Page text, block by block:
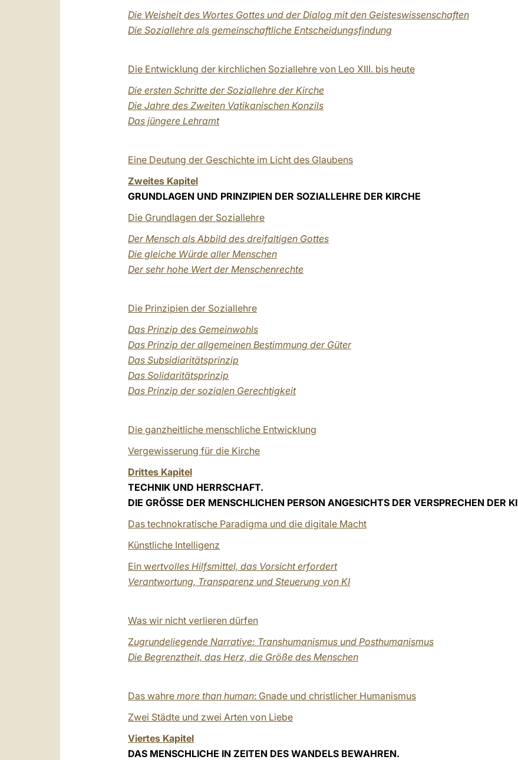
Die Weisheit des Wortes Gottes und der Dialog mit den Geisteswissenschaften
Die Soziallehre als gemeinschaftliche Entscheidungsfindung
Die Entwicklung der kirchlichen Soziallehre von Leo XIII. bis heute
Die ersten Schritte der Soziallehre der Kirche
Die Jahre des Zweiten Vatikanischen Konzils
Das jüngere Lehramt
Eine Deutung der Geschichte im Licht des Glaubens
Zweites Kapitel
GRUNDLAGEN UND PRINZIPIEN DER SOZIALLEHRE DER KIRCHE
Die Grundlagen der Soziallehre
Der Mensch als Abbild des dreifaltigen Gottes
Die gleiche Würde aller Menschen
Der sehr hohe Wert der Menschenrechte
Die Prinzipien der Soziallehre
Das Prinzip des Gemeinwohls
Das Prinzip der allgemeinen Bestimmung der Güter
Das Subsidiaritätsprinzip
Das Solidaritätsprinzip
Das Prinzip der sozialen Gerechtigkeit
Die ganzheitliche menschliche Entwicklung
Vergewisserung für die Kirche
Drittes Kapitel
TECHNIK UND HERRSCHAFT.
DIE GRÖSSE DER MENSCHLICHEN PERSON ANGESICHTS DER VERSPRECHEN DER KI
Das technokratische Paradigma und die digitale Macht
Künstliche Intelligenz
Ein wertvolles Hilfsmittel, das Vorsicht erfordert
Verantwortung, Transparenz und Steuerung von KI
Was wir nicht verlieren dürfen
Zugrundeliegende Narrative: Transhumanismus und Posthumanismus
Die Begrenztheit, das Herz, die Größe des Menschen
Das wahre more than human: Gnade und christlicher Humanismus
Zwei Städte und zwei Arten von Liebe
Viertes Kapitel
DAS MENSCHLICHE IN ZEITEN DES WANDELS BEWAHREN.